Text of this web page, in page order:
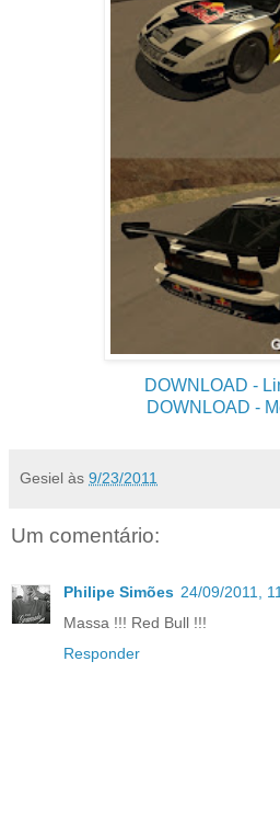
DOWNLOAD -
DOWNLOAD -
Gesiel às 9/23/2011
Um comentário:
Philipe Simões 24/09/2011,
Massa !!! Red Bull !!!
Responder